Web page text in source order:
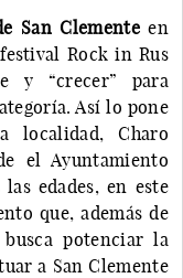
San Clementeen
Rock in Rus
y “crecer” para
Así lo pone
localidad, Charo
el Ayuntamiento
edades, en este
que, además de
potenciar la
a San Clemente